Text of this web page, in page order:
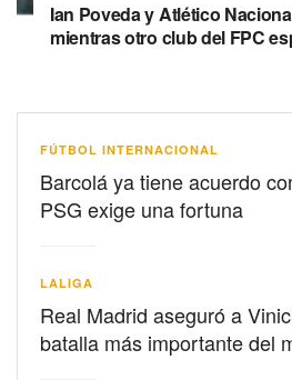
Ian Poveda y Atlético
mientras otro club del FPC
FÚTBOL INTERNACIONAL
Barcolá ya tiene acuerdo
PSG exige una fortuna
LALIGA
Real Madrid aseguró a
batalla más importante del